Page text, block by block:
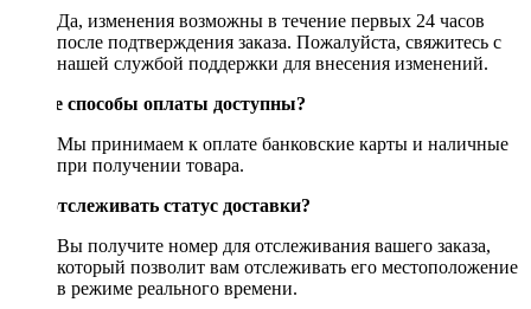
Да, изменения возможны в течение первых 24 часов
после подтверждения заказа. Пожалуйста, свяжитесь с
нашей службой поддержки для внесения изменений.
Какие способы оплаты доступны?
Мы принимаем к оплате банковские карты и наличные
при получении товара.
Как отслеживать статус доставки?
Вы получите номер для отслеживания вашего заказа,
который позволит вам отслеживать его местоположение
в режиме реального времени.